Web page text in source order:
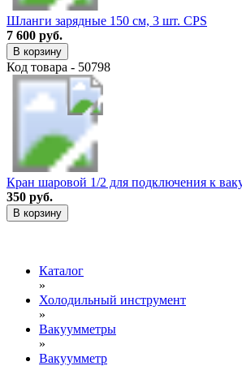
Шланги зарядные 150 см, 3 шт. CPS
7 600 руб.
В корзину
Код товара - 50798
Кран шаровой 1/2 для подключения к
350 руб.
В корзину
Каталог
»
Холодильный инструмент
»
Вакуумметры
»
Вакуумметр